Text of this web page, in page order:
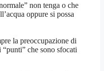
non tenga o che
oppure si possa
la preoccupazione di
“punti” che sono sfocati